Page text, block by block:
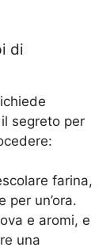
di
segreto per
farina,
per un’ora.
e aromi, e
una